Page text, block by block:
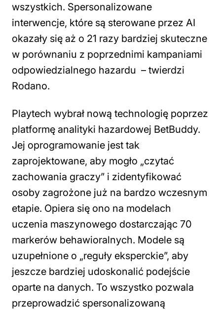
wszystkich. Spersonalizowane
interwencje, które są sterowane przez AI
okazały się aż o 21 razy bardziej skuteczne
w porównaniu z poprzednimi kampaniami
odpowiedzialnego hazardu – twierdzi
Rodano.
Playtech wybrał nową technologię poprzez
platformę analityki hazardowej BetBuddy.
Jej oprogramowanie jest tak
zaprojektowane, aby mogło „czytać
zachowania graczy” i zidentyfikować
osoby zagrożone już na bardzo wczesnym
etapie. Opiera się ono na modelach
uczenia maszynowego dostarczając 70
markerów behawioralnych. Modele są
uzupełnione o „reguły eksperckie”, aby
jeszcze bardziej udoskonalić podejście
oparte na danych. To wszystko pozwala
przeprowadzić spersonalizowaną